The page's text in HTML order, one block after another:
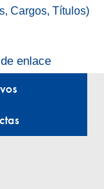
Cargos, Títulos)
enlace